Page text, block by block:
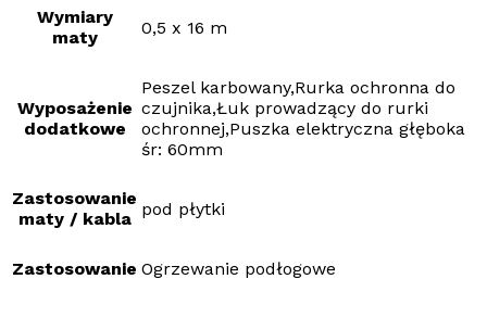
Wymiary
maty
0,5 x 16 m
Wyposażenie
dodatkowe
Peszel karbowany,Rurka ochronna do
czujnika,Łuk prowadzący do rurki
ochronnej,Puszka elektryczna głęboka
śr: 60mm
Zastosowanie
maty / kabla pod płytki
Zastosowanie Ogrzewanie podłogowe